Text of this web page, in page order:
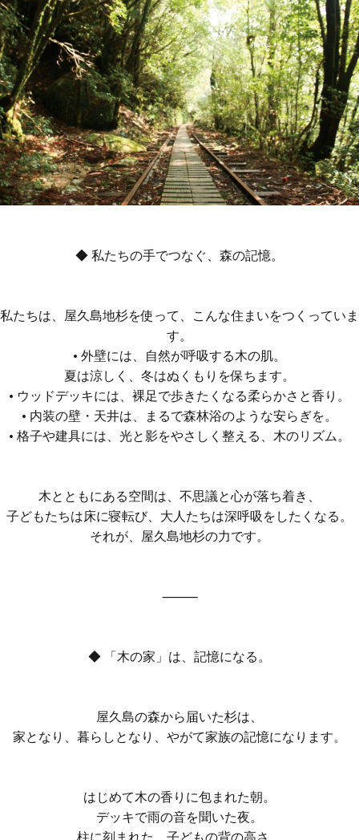
◆ 私たちの手でつなぐ、森の記憶。
私たちは、屋久島地杉を使って、こんな住まいをつくっていま
す。
• 外壁には、自然が呼吸する木の肌。
夏は涼しく、冬はぬくもりを保ちます。
• ウッドデッキには、裸足で歩きたくなる柔らかさと香り。
• 内装の壁・天井は、まるで森林浴のような安らぎを。
• 格子や建具には、光と影をやさしく整える、木のリズム。
木とともにある空間は、不思議と心が落ち着き、
子どもたちは床に寝転び、大人たちは深呼吸をしたくなる。
それが、屋久島地杉の力です。
⸻
◆ 「木の家」は、記憶になる。
屋久島の森から届いた杉は、
家となり、暮らしとなり、やがて家族の記憶になります。
はじめて木の香りに包まれた朝。
デッキで雨の音を聞いた夜。